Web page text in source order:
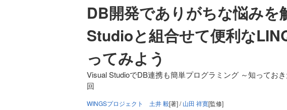
DB開発でありがちな悩みを
Studioと組合せて便利な
ってみよう
Visual StudioでDB連携も簡単プログラミング ～知ってお
回
WINGSプロジェクト 土井 毅[著] /山田 祥寛[監修]